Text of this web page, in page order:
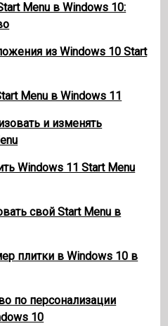
Menu в Windows 10:
из Windows 10 Start
Menu в Windows 11
и изменять
Windows 11 Start Menu
свой Start Menu в
плитки в Windows 10 в
по персонализации
10